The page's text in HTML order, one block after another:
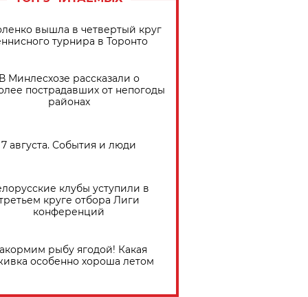
вышла в четвертый круг
турнира в Торонто
В Минлесхозе рассказали о
пострадавших от непогоды
районах
7 августа. События и люди
клубы уступили в
круге отбора Лиги
конференций
рыбу ягодой! Какая
особенно хороша летом